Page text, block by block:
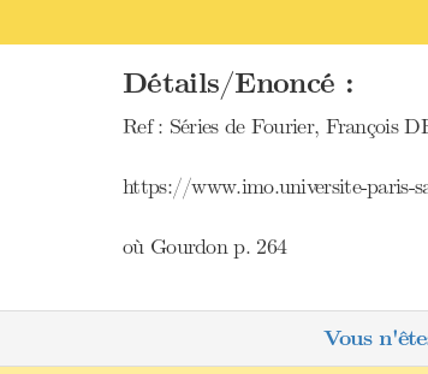
Détails/Enoncé :
Ref : Séries de Fourier, François
https://www.imo.universite-paris-
où Gourdon p. 264
Vous